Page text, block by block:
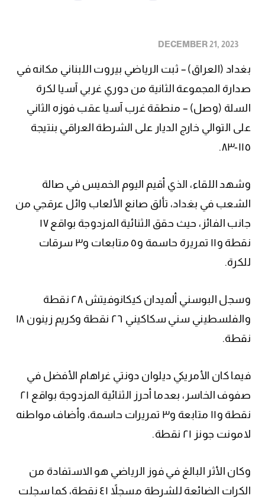
بغداد (العراق) – ثبت الرياضي بيروت اللبناني مكانه في
صدارة المجموعة الثانية من دوري غربي آسيا لكرة
السلة (وصل) – منطقة غرب آسيا عقب فوزه الثاني
على التوالي خارج الديار على الشرطة العراقي بنتيجة
١١٥-٨٣.
وشهد اللقاء، الذي أقيم اليوم الخميس في صالة
الشعب في بغداد، تألق صانع الألعاب وائل عرقجي من
جانب الفائز، حيث حقق الثنائية المزدوجة بواقع ١٧
نقطة و١١ تمريرة حاسمة و٥ متابعات و٣ سرقات
للكرة.
وسجل البوسني ألميدان كيكانوفيتش ٢٨ نقطة
والفلسطيني سني سكاكيني ٢٦ نقطة وكريم زينون ١٨
نقطة.
فيما كان الأمريكي ديلوان دونتي غراهام الأفضل في
صفوف الخاسر، بعدما أحرز الثنائية المزدوجة بواقع ٢١
نقطة و١١ متابعة و٣ تمريرات حاسمة، وأضاف مواطنه
لامونت جونز ٢١ نقطة.
وكان الأثر البالغ في فوز الرياضي هو الاستفادة من
الكرات الضائعة للشرطة مسجلاً ٤١ نقطة، كما سجلت